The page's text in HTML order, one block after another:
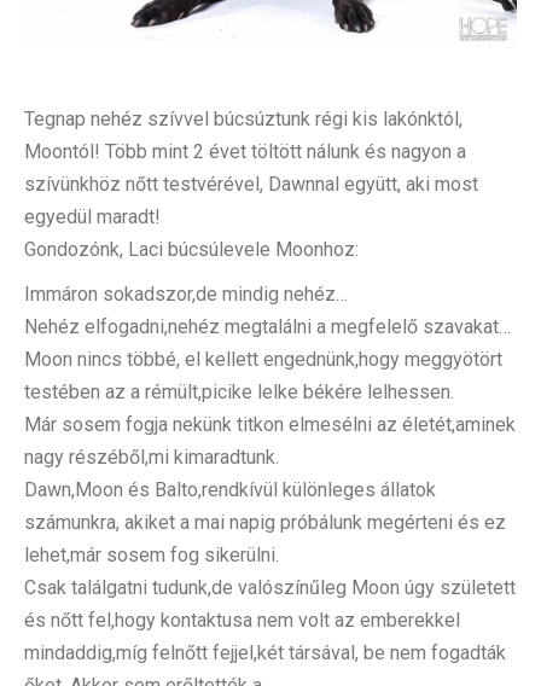
Tegnap nehéz szívvel búcsúztunk régi kis lakónktól,
Moontól! Több mint 2 évet töltött nálunk és nagyon a
szívünkhöz nőtt testvérével, Dawnnal együtt, aki most
egyedül maradt!
Gondozónk, Laci búcsúlevele Moonhoz:
Immáron sokadszor,de mindig nehéz…
Nehéz elfogadni,nehéz megtalálni a megfelelő szavakat…
Moon nincs többé, el kellett engednünk,hogy meggyötört
testében az a rémült,picike lelke békére lelhessen.
Már sosem fogja nekünk titkon elmesélni az életét,aminek
nagy részéből,mi kimaradtunk.
Dawn,Moon és Balto,rendkívül különleges állatok
számunkra, akiket a mai napig próbálunk megérteni és ez
lehet,már sosem fog sikerülni.
Csak találgatni tudunk,de valószínűleg Moon úgy született
és nőtt fel,hogy kontaktusa nem volt az emberekkel
mindaddig,míg felnőtt fejjel,két társával, be nem fogadták